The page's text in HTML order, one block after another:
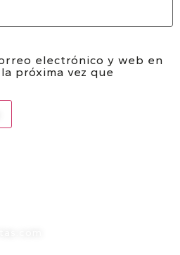
electrónico y web en
próxima vez que